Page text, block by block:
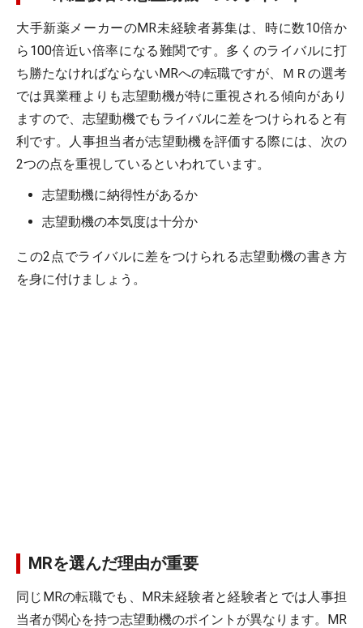
大手新薬メーカーのMR未経験者募集は、時に数10倍か
ら100倍近い倍率になる難関です。多くのライバルに打
ち勝たなければならないMRへの転職ですが、ＭＲの選考
では異業種よりも志望動機が特に重視される傾向があり
ますので、志望動機でもライバルに差をつけられると有
利です。人事担当者が志望動機を評価する際には、次の
2つの点を重視しているといわれています。
志望動機に納得性があるか
志望動機の本気度は十分か
この2点でライバルに差をつけられる志望動機の書き方
を身に付けましょう。
MRを選んだ理由が重要
同じMRの転職でも、MR未経験者と経験者とでは人事担
当者が関心を持つ志望動機のポイントが異なります。MR